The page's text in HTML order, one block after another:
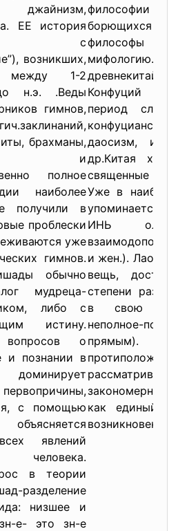
джайнизм,
ЕЕ история
с
возникших,
между 1-2
н.э. .Веды
гимнов,
брахманы,
и
полное
наиболее
получили в
проблески
уже
гимнов.
обычно
мудреца-
либо с
истину.
о
и познании в
с помощью
явлений
в теории
разделение
низшее и
е- это зн-е
философии
борющихся
философы
Конфуций и
период
даосизм,
др.Китая
священные
Уже в
упоминается
ИНЬ
и жен.). Лао-
вещь,
степени
в свою
неполное-
прямым).
как единый
возникновение